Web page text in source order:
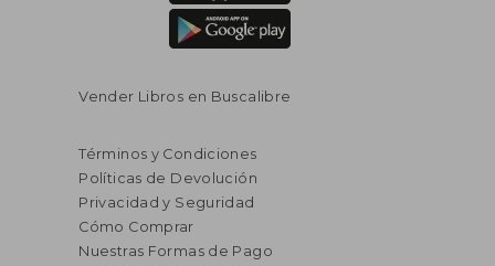
Vender Libros en Buscalibre
Términos y Condiciones
Políticas de Devolución
Privacidad y Seguridad
Cómo Comprar
Nuestras Formas de Pago